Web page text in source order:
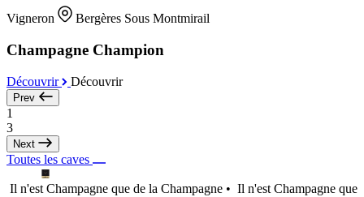
Vigneron Bergères Sous Montmirail
Champagne Champion
Découvrir Découvrir
Prev
1
3
Next
Toutes les caves
Il n'est Champagne que de la Champagne • Il n'est Champagne que